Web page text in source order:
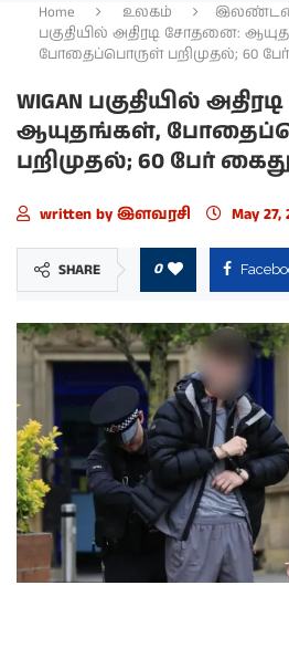
Home உலகம்
பகுதியில் அதிரடி சோதனை:
போதைப்பொருள் பறிமுதல்; 60
WIGAN பகுதியில்
ஆயுதங்கள்,
பறிமுதல்; 60 பேர் கைது
written by இளவரசி May 27,
SHARE 0